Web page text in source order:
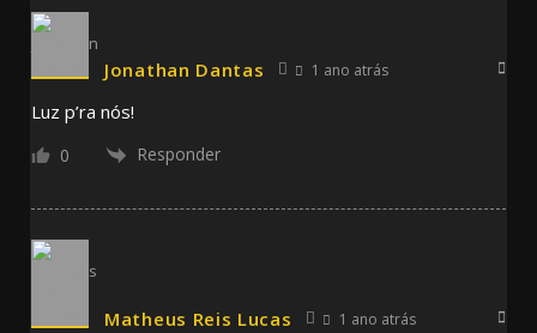
Jonathan Dantas 1 ano atrás
Luz p’ra nós!
0 Responder
Matheus Reis Lucas 1 ano atrás